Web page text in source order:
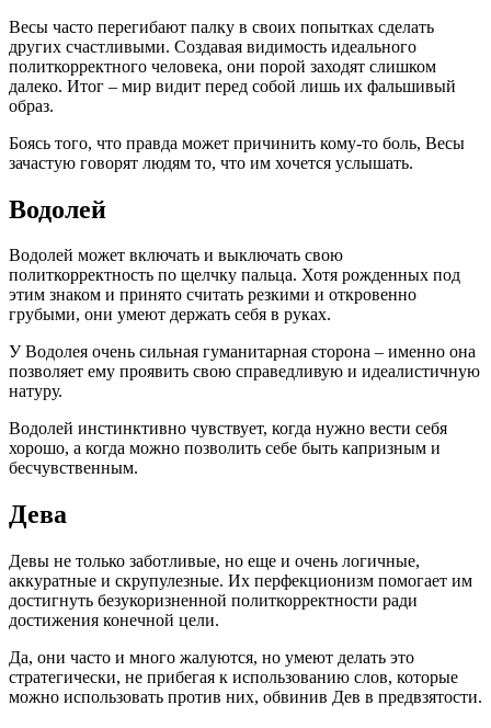
Весы часто перегибают палку в своих попытках сделать
других счастливыми. Создавая видимость идеального
политкорректного человека, они порой заходят слишком
далеко. Итог – мир видит перед собой лишь их фальшивый
образ.
Боясь того, что правда может причинить кому-то боль, Весы
зачастую говорят людям то, что им хочется услышать.
Водолей
Водолей может включать и выключать свою
политкорректность по щелчку пальца. Хотя рожденных под
этим знаком и принято считать резкими и откровенно
грубыми, они умеют держать себя в руках.
У Водолея очень сильная гуманитарная сторона – именно она
позволяет ему проявить свою справедливую и идеалистичную
натуру.
Водолей инстинктивно чувствует, когда нужно вести себя
хорошо, а когда можно позволить себе быть капризным и
бесчувственным.
Дева
Девы не только заботливые, но еще и очень логичные,
аккуратные и скрупулезные. Их перфекционизм помогает им
достигнуть безукоризненной политкорректности ради
достижения конечной цели.
Да, они часто и много жалуются, но умеют делать это
стратегически, не прибегая к использованию слов, которые
можно использовать против них, обвинив Дев в предвзятости.